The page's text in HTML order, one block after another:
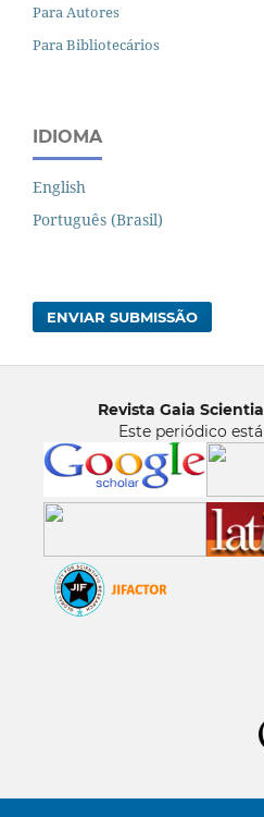
Para Autores
Para Bibliotecários
IDIOMA
English
Português (Brasil)
ENVIAR SUBMISSÃO
Revista Gaia Scientia
Este periódico